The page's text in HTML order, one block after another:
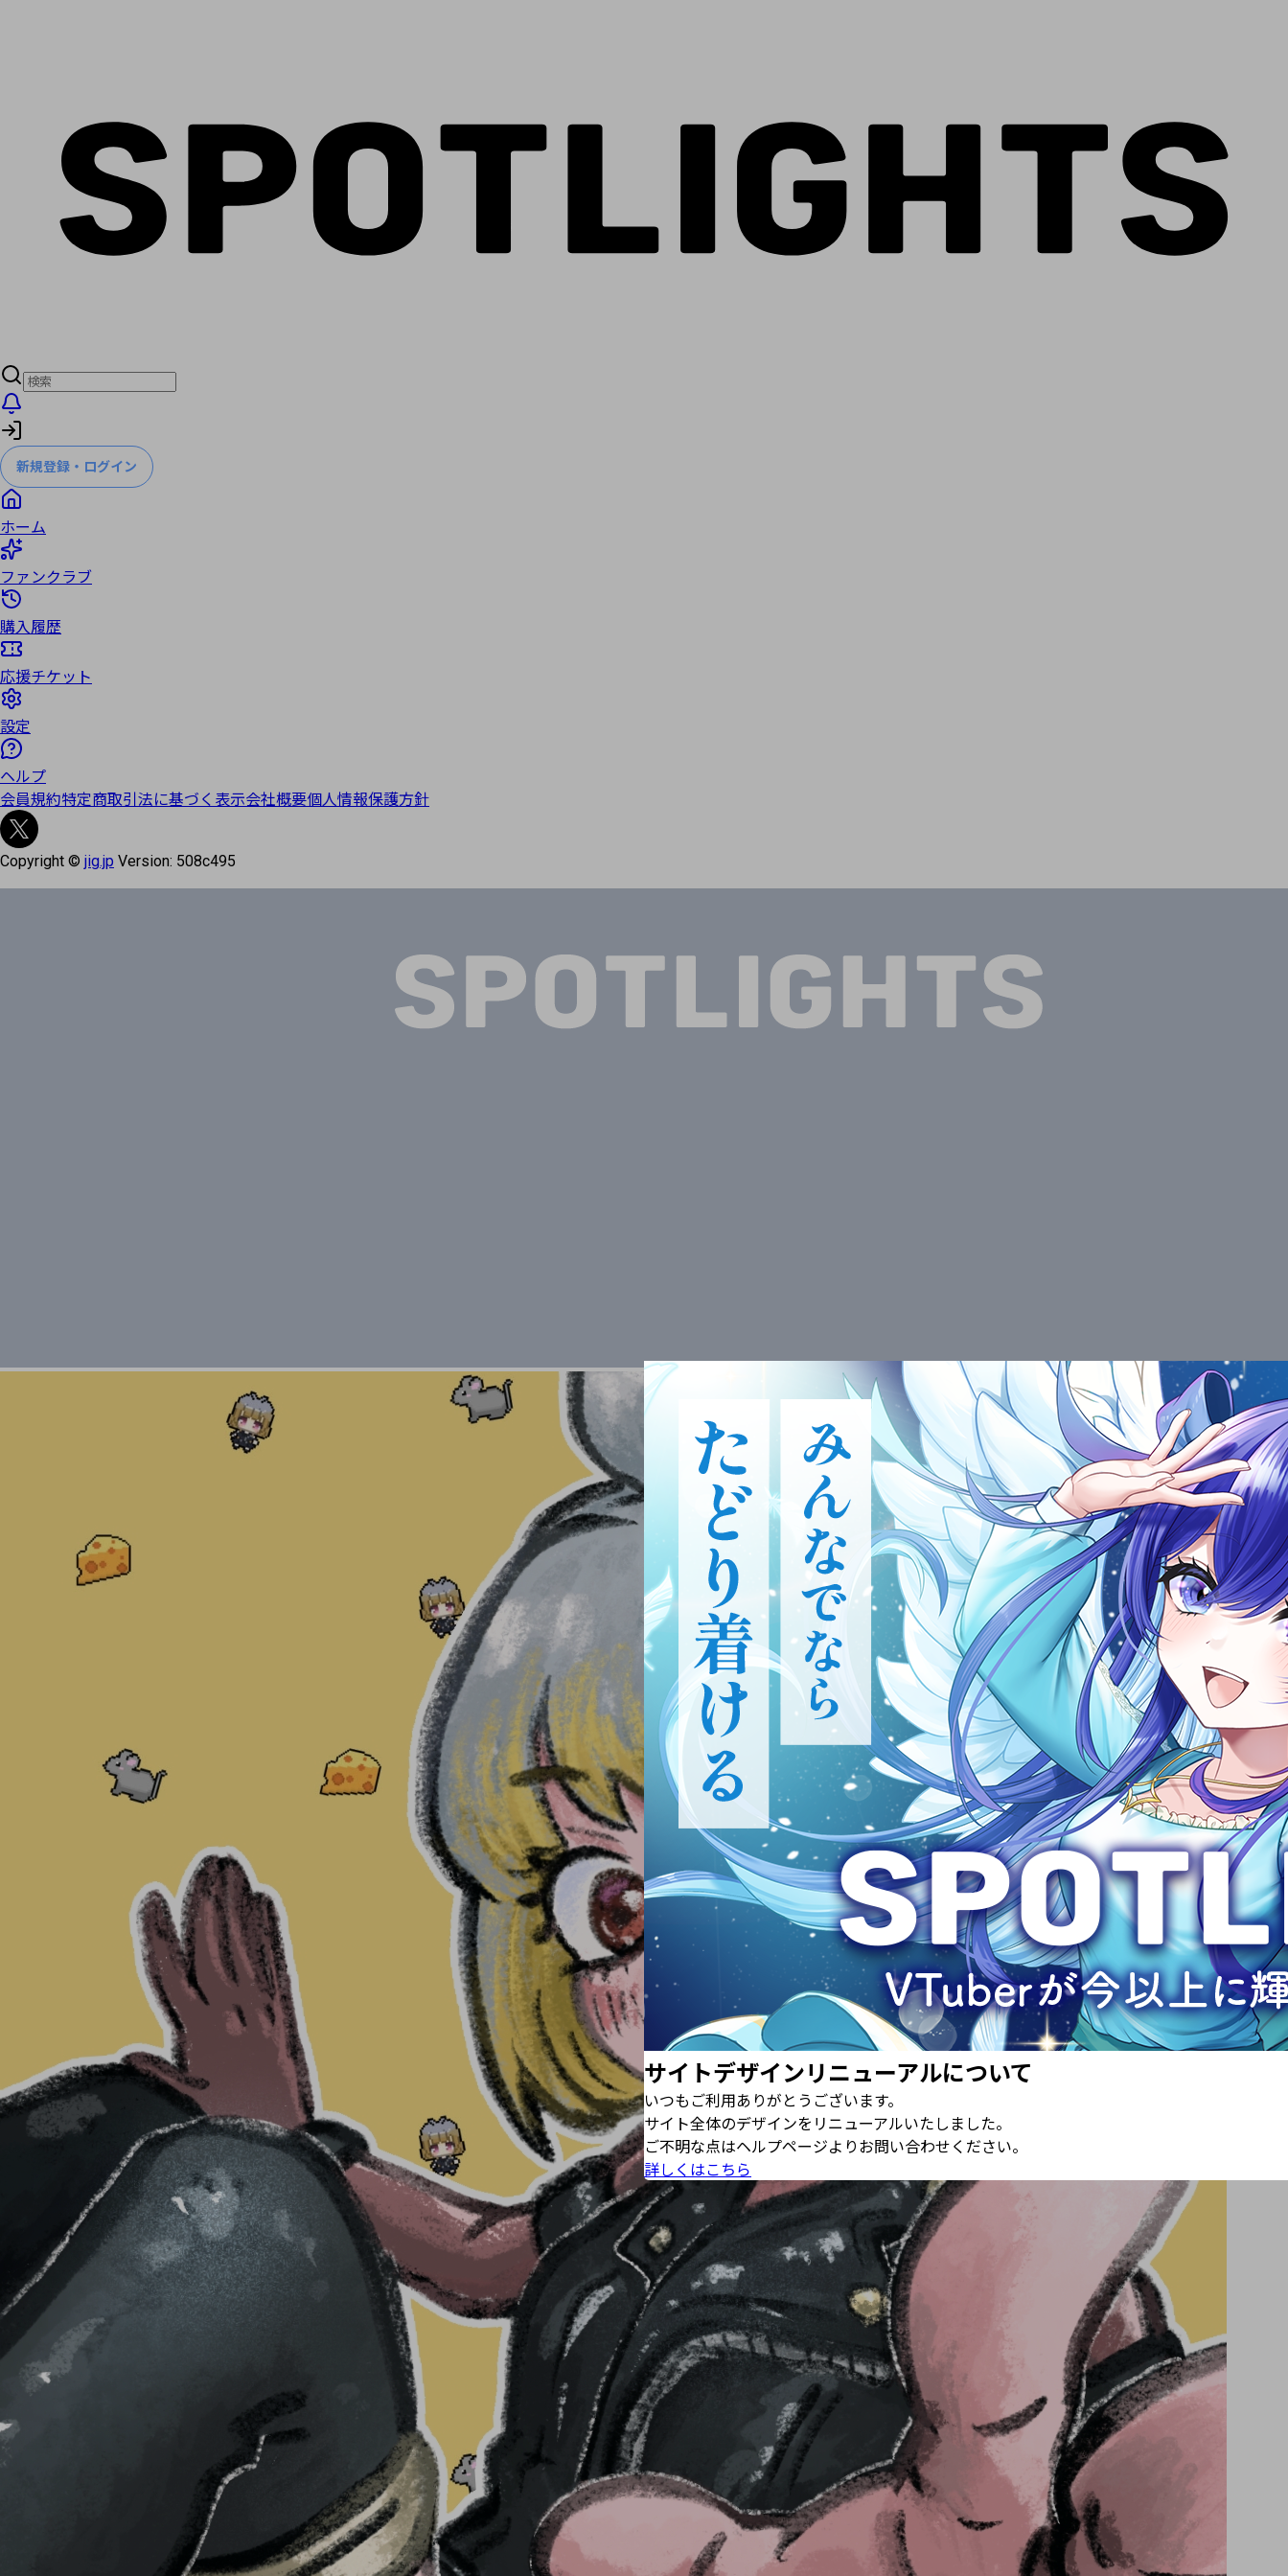
新規登録・ログイン
ホーム
ファンクラブ
購入履歴
応援チケット
設定
ヘルプ
会員規約特定商取引法に基づく表示会社概要個人情報保護方針
Copyright © jig.jp Version: 508c495
サイトデザインリニューアルについて
いつもご利用ありがとうございます。
サイト全体のデザインをリニューアルいたしました。
ご不明な点はヘルプページよりお問い合わせください。
詳しくはこちら